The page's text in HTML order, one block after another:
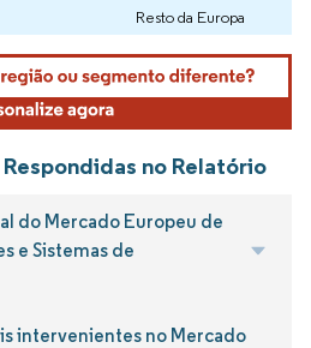
Resto da Europa
no Relatório
do Mercado Europeu de
e Sistemas de
intervenientes no Mercado